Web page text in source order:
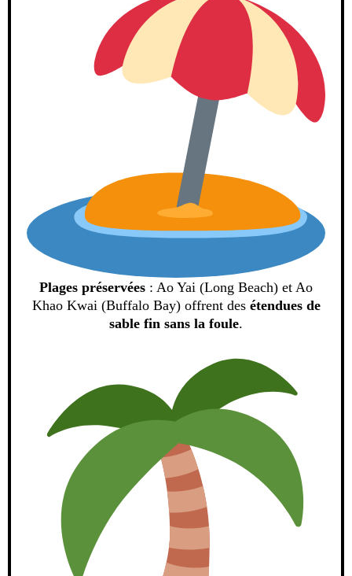
Plages préservées : Ao Yai (Long Beach) et Ao
Khao Kwai (Buffalo Bay) offrent desétendues de
sable fin sans la foule.